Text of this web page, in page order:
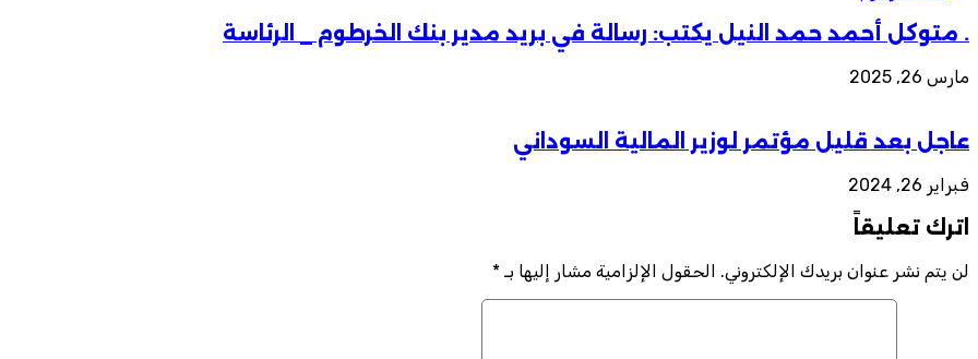
. متوكل أحمد حمد النيل يكتب: رسالة في بريد مدير بنك الخرطوم _ الرئاسة
مارس 26, 2025
عاجل بعد قليل مؤتمر لوزير المالية السوداني
فبراير 26, 2024
اترك تعليقاً
لن يتم نشر عنوان بريدك الإلكتروني. الحقول الإلزامية مشار إليها بـ *